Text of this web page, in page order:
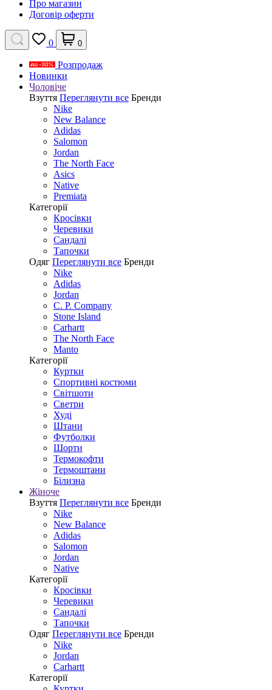
Про магазин
Договір оферти
0 0
Розпродаж
Новинки
Чоловіче
Взуття Переглянути все Бренди
Nike
New Balance
Adidas
Salomon
Jordan
The North Face
Asics
Native
Premiata
Категорії
Кросівки
Черевики
Сандалі
Tапочки
Одяг Переглянути все Бренди
Nike
Adidas
Jordan
C. P. Company
Stone Island
Carhartt
The North Face
Manto
Категорії
Куртки
Спортивні костюми
Світшоти
Светри
Худі
Штани
Футболки
Шорти
Термокофти
Термоштани
Білизна
Жіноче
Взуття Переглянути все Бренди
Nike
New Balance
Adidas
Salomon
Jordan
Native
Категорії
Кросівки
Черевики
Сандалі
Tапочки
Одяг Переглянути все Бренди
Nike
Jordan
Carhartt
Категорії